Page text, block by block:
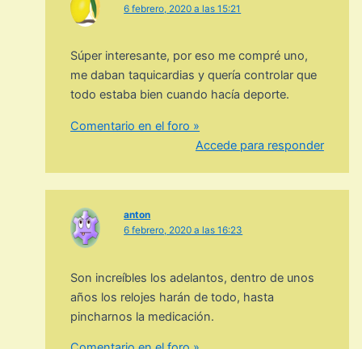
6 febrero, 2020 a las 15:21
Súper interesante, por eso me compré uno,
me daban taquicardias y quería controlar que
todo estaba bien cuando hacía deporte.
Comentario en el foro »
Accede para responder
anton
6 febrero, 2020 a las 16:23
Son increíbles los adelantos, dentro de unos
años los relojes harán de todo, hasta
pincharnos la medicación.